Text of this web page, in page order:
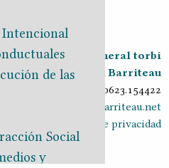
Intencional
de las
Social
y
Crónica general torbí
2018-2026
Juan Barriteau
v0.9.30 20260623.154422
ciprnode.barriteau.net
Política de privacidad